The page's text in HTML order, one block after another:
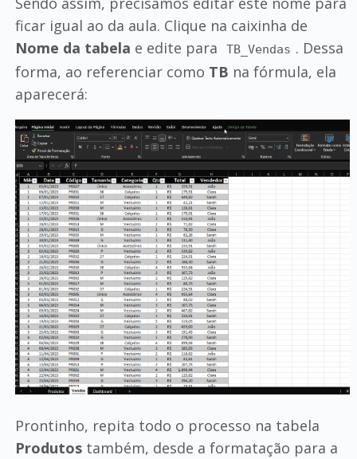
ficar igual ao da aula. Clique na caixinha de
Nome da tabela e edite para TB_Vendas . Dessa
forma, ao referenciar como TB na fórmula, ela
aparecerá:
Prontinho, repita todo o processo na tabela
Produtostambém, desde a formatação para a